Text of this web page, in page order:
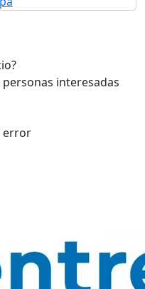
interesadas
error